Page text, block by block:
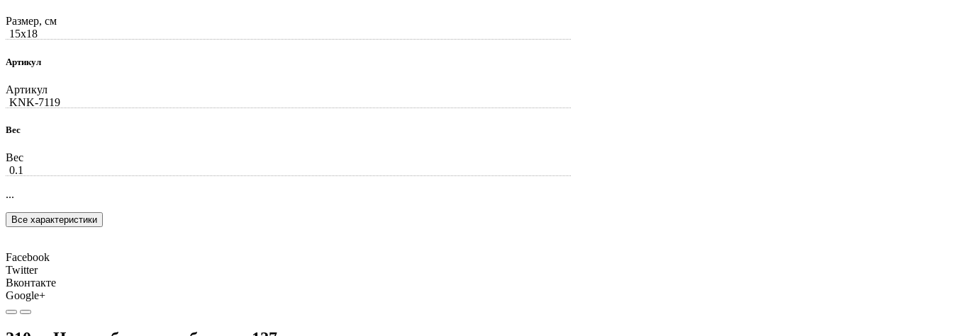
Размер, см
15x18
Артикул
Артикул
KNK-7119
Вес
Вес
0.1
...
Все характеристики
Facebook
Twitter
Вконтакте
Google+